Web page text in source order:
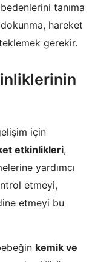
tanıma
hareket
gerekir.
için
etkinlikleri,
yardımcı
etmeyi,
etmeyi bu
kemik ve